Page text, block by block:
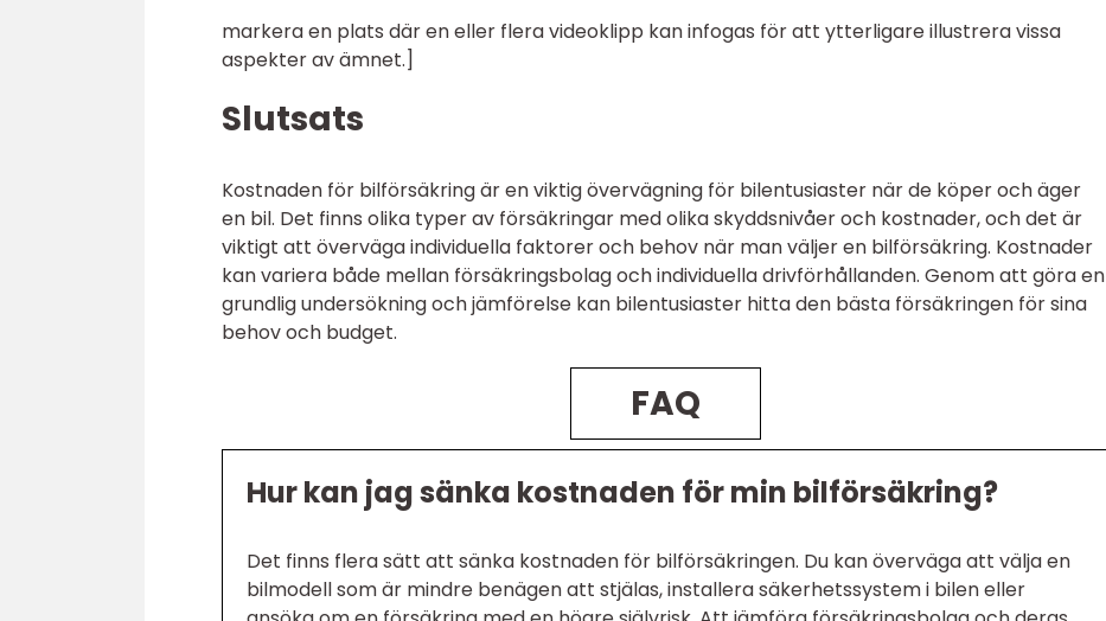
markera en plats där en eller flera videoklipp kan infogas för att ytterligare illustrera vissa
aspekter av ämnet.]
Slutsats
Kostnaden för bilförsäkring är en viktig övervägning för bilentusiaster när de köper och äger
en bil. Det finns olika typer av försäkringar med olika skyddsnivåer och kostnader, och det är
viktigt att överväga individuella faktorer och behov när man väljer en bilförsäkring. Kostnader
kan variera både mellan försäkringsbolag och individuella drivförhållanden. Genom att göra en
grundlig undersökning och jämförelse kan bilentusiaster hitta den bästa försäkringen för sina
behov och budget.
FAQ
Hur kan jag sänka kostnaden för min bilförsäkring?
Det finns flera sätt att sänka kostnaden för bilförsäkringen. Du kan överväga att välja en
bilmodell som är mindre benägen att stjälas, installera säkerhetssystem i bilen eller